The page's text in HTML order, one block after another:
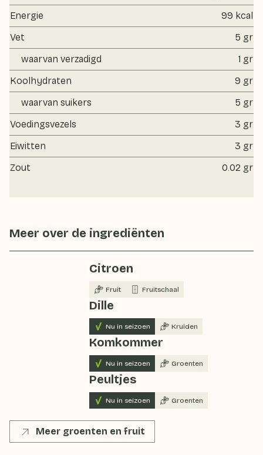
Energie
99 kcal
Vet
5 gr
waarvan verzadigd
1 gr
Koolhydraten
9 gr
waarvan suikers
5 gr
Voedingsvezels
3 gr
Eiwitten
3 gr
Zout
0.02 gr
Meer over de ingrediënten
Citroen
Fruit Fruitschaal
Dille
Nu in seizoen Kruiden
Komkommer
Nu in seizoen Groenten
Peultjes
Nu in seizoen Groenten
Meer groenten en fruit